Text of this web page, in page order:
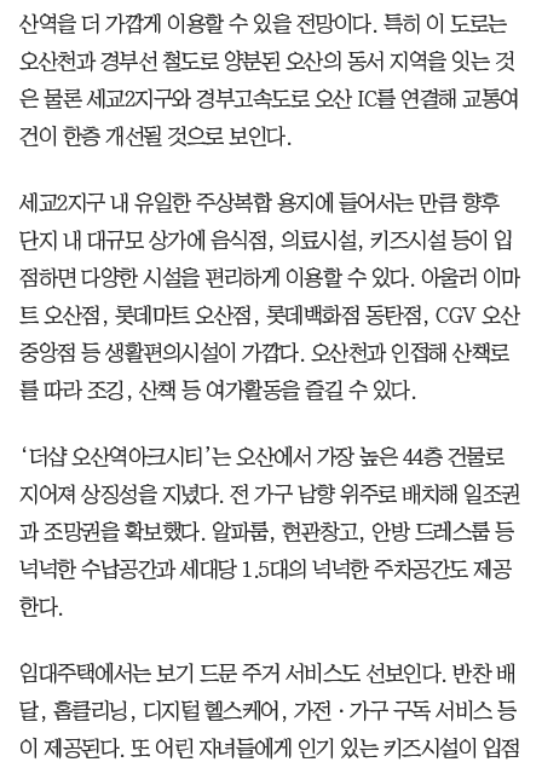
산역을 더 가깝게 이용할 수 있을 전망이다. 특히 이 도로는
오산천과 경부선 철도로 양분된 오산의 동서 지역을 잇는 것
은 물론 세교2지구와 경부고속도로 오산 IC를 연결해 교통여
건이 한층 개선될 것으로 보인다.
세교2지구 내 유일한 주상복합 용지에 들어서는 만큼 향후
단지 내 대규모 상가에 음식점, 의료시설, 키즈시설 등이 입
점하면 다양한 시설을 편리하게 이용할 수 있다. 아울러 이마
트 오산점, 롯데마트 오산점, 롯데백화점 동탄점, CGV 오산
중앙점 등 생활편의시설이 가깝다. 오산천과 인접해 산책로
를 따라 조깅, 산책 등 여가활동을 즐길 수 있다.
‘더샵 오산역아크시티’는 오산에서 가장 높은 44층 건물로
지어져 상징성을 지녔다. 전 가구 남향 위주로 배치해 일조권
과 조망권을 확보했다. 알파룸, 현관창고, 안방 드레스룸 등
넉넉한 수납공간과 세대당 1.5대의 넉넉한 주차공간도 제공
한다.
임대주택에서는 보기 드문 주거 서비스도 선보인다. 반찬 배
달, 홈클리닝, 디지털 헬스케어, 가전ㆍ가구 구독 서비스 등
이 제공된다. 또 어린 자녀들에게 인기 있는 키즈시설이 입점